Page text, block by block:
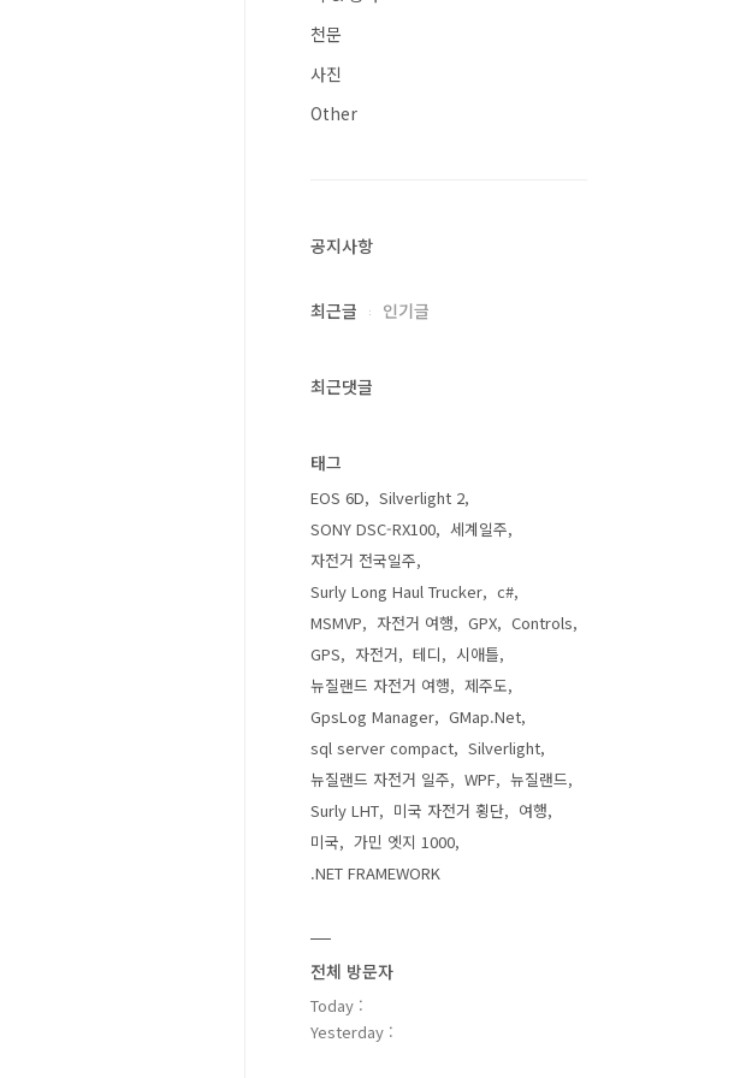
천문
사진
Other
공지사항
최근글 인기글
최근댓글
태그
EOS 6D
Silverlight 2
SONY DSC-RX100
세계일주
자전거 전국일주
Surly Long Haul Trucker
c#
MSMVP
자전거 여행 GPX
Controls
GPS
자전거 테디
시애틀
뉴질랜드 자전거 여행
제주도
GpsLog Manager
GMap.Net
sql server compact
Silverlight
뉴질랜드 자전거 일주
WPF
뉴질랜드
Surly LHT
미국 자전거 횡단
여행
미국
가민 엣지 1000
.NET FRAMEWORK
전체 방문자
Today :
Yesterday :